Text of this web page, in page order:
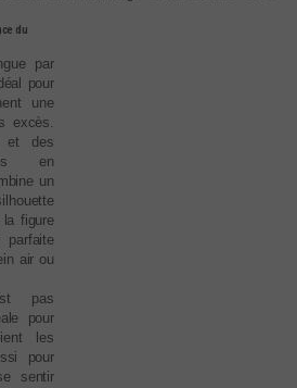
du
par
pour
une
excès.
et des
en
un
figure
parfaite
air ou
pas
pour
les
pour
sentir